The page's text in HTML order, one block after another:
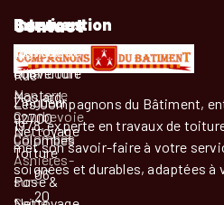
Les Compagnons du Bâtiment,
1978, experte en travaux de
met son savoir-faire à votre
soignées et durables, adaptées à
Services
Travaux de
couverture
Zingueur
Nettoyage
Toiture
Pose &
Intervention
Boulogne-
Billancourt
Nanterre
Courbevoie
Colombes
Asnières-
sur-
Contact
143
Rue
Moslard,
92700
Colombes
06
20